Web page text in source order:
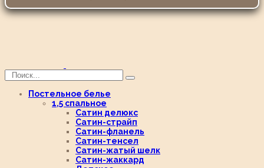
Постельное белье
1,5 спальное
Сатин делюкс
Сатин-страйп
Сатин-фланель
Сатин-тенсел
Сатин-жатый шелк
Сатин-жаккард